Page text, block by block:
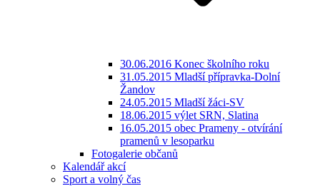
30.06.2016 Konec školního roku
31.05.2015 Mladší přípravka-Dolní
Žandov
24.05.2015 Mladší žáci-SV
18.06.2015 výlet SRN, Slatina
16.05.2015 obec Prameny - otvírání
pramenů v lesoparku
Fotogalerie občanů
Kalendář akcí
Sport a volný čas